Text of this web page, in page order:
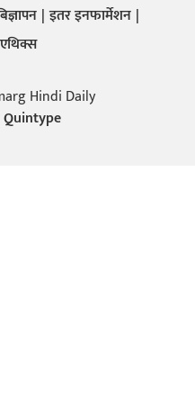
इतर इनफार्मेशन
Hindi Daily
Quintype